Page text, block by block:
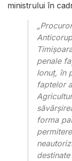
ministrului în
penale
Ionuț, în
faptelor
forma